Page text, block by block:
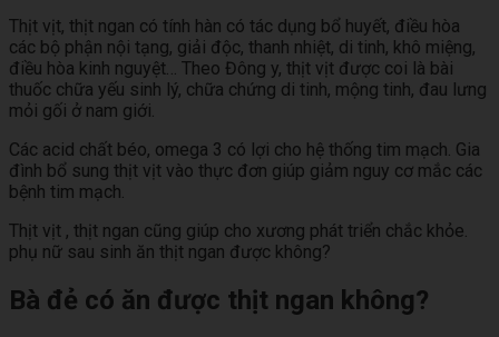
Thịt vịt, thịt ngan có tính hàn có tác dụng bổ huyết, điều hòa
các bộ phận nội tạng, giải độc, thanh nhiệt, di tinh, khô miệng,
điều hòa kinh nguyệt… Theo Đông y, thịt vịt được coi là bài
thuốc chữa yếu sinh lý, chữa chứng di tinh, mộng tinh, đau lưng
mỏi gối ở nam giới.
Các acid chất béo, omega 3 có lợi cho hệ thống tim mạch. Gia
đình bổ sung thịt vịt vào thực đơn giúp giảm nguy cơ mắc các
bệnh tim mạch.
Thịt vịt , thịt ngan cũng giúp cho xương phát triển chắc khỏe.
phụ nữ sau sinh ăn thịt ngan được không?
Bà đẻ có ăn được thịt ngan không?